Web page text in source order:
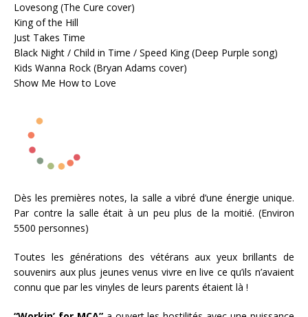
Lovesong (The Cure cover)
King of the Hill
Just Takes Time
Black Night / Child in Time / Speed King (Deep Purple song)
Kids Wanna Rock (Bryan Adams cover)
Show Me How to Love
Dès les premières notes, la salle a vibré d’une énergie unique.
Par contre la salle était à un peu plus de la moitié. (Environ
5500 personnes)
Toutes les générations des vétérans aux yeux brillants de
souvenirs aux plus jeunes venus vivre en live ce qu’ils n’avaient
connu que par les vinyles de leurs parents étaient là !